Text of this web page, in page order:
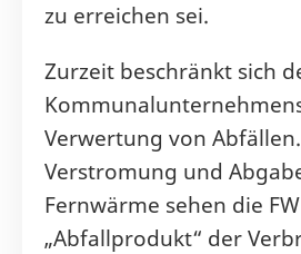
zu erreichen sei.
Zurzeit beschränkt sich
Verwertung von
Verstromung und
Fernwärme sehen die
„Abfallprodukt“ der